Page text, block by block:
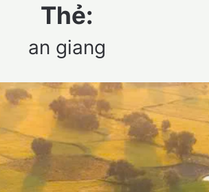
Thẻ:
an giang